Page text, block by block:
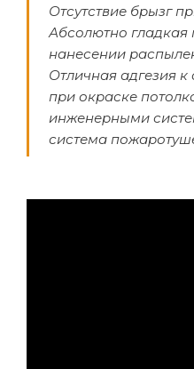
Отсутствие брызг
Абсолютно гладкая
нанесении
Отличная адгезия
при окраске
инженерными
система